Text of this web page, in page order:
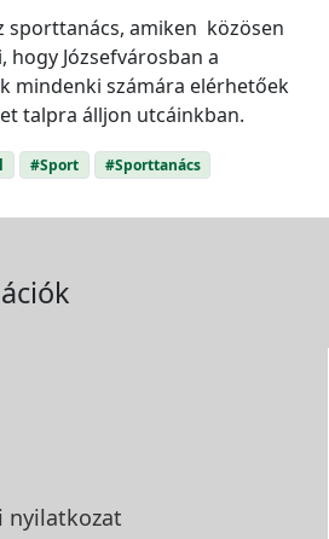
sporttanács, amiken közösen
Józsefvárosban a
mindenki számára elérhetőek
talpra álljon utcáinkban.
#Sport #Sporttanács
nyilatkozat